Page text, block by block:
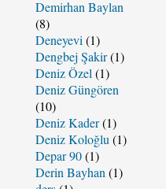
Demirhan Baylan
(8)
Deneyevi (1)
Dengbej Şakir(1)
Deniz Özel (1)
Deniz Güngören
(10)
Deniz Kader(1)
Deniz Koloğlu (1)
Depar 90(1)
Derin Bayhan (1)